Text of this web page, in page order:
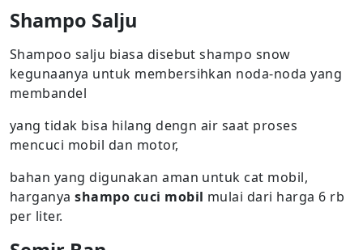
Shampo Salju
Shampoo salju biasa disebut shampo snow
kegunaanya untuk membersihkan noda-noda yang
membandel
yang tidak bisa hilang dengn air saat proses
mencuci mobil dan motor,
bahan yang digunakan aman untuk cat mobil,
harganyashampo cuci mobil mulai dari harga 6 rb
per liter.